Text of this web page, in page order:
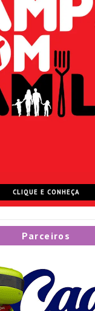
CLIQUE E CONHEÇA
Parceiros